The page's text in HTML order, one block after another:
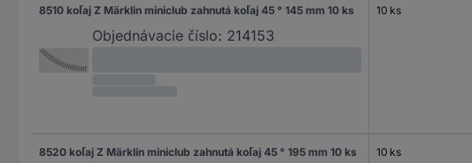
8510 koľaj Z Märklin miniclub zahnutá koľaj 45 ° 145 mm 10 ks
Objednávacie číslo: 214153
10 ks
8520 koľaj Z Märklin miniclub zahnutá koľaj 45 ° 195 mm 10 ks 10 ks